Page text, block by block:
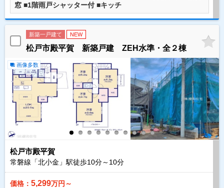
窓 ■1階雨戸シャッター付 ■キッチ
新築一戸建て NEW
松戸市殿平賀 新築戸建 ZEH水準・全２棟
画像多数
松戸市殿平賀
常磐線「北小金」駅徒歩10分～ 10分
価格： 5,299万円～